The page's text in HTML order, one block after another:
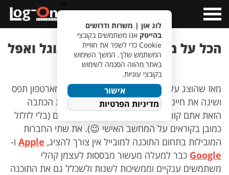
Menu
הכל על מלחמת המובייל של גוגל ואפל
ב-2021!
מאז שהוצג על הבמה על ידיסטיב ג'ובס
, הסמארטפון תפס
ושינה את חיינו מקצה לקצה. סביר להניח שאת הכתבה
הזאת אתם קוראים על הצג הקטן במובייל שלכם (בלי לזלזל
כמובן בקוראים על המחשב האישי 😉). את שתי החברות
המובילות בתחום התוכנה למובייל אין צורך להציג, Apple ו-
Google כבר למעלה מעשור מבססות לעצמן קהלי
משתמשים ענקיים וממשיכות לשנות ולשכלל גם את התוכנה
לוג און | משרות ודרושים
בהייטק אנו משתמשים בקובצי
Cookie כדי לשפר את חוויית
המשתמש שלך. המשך השימוש
באתר מהווה הסכמה לשימוש
בקובצי עוגיות.
אישור
מדיניות הפרטיות